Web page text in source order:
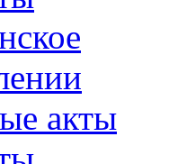
акты